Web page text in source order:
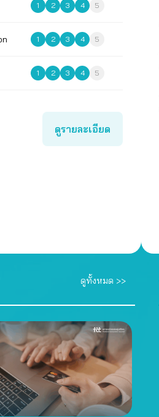
1 2 3 4 5
1 2 3 4 5
1 2 3 4 5
ดูรายละเอียด
ดูทั้งหมด >>